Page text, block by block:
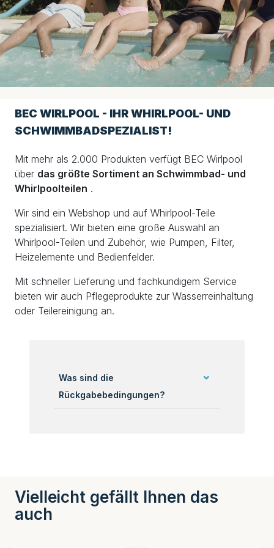
BEC WIRLPOOL - IHR WHIRLPOOL- UND
SCHWIMMBADSPEZIALIST!
Mit mehr als 2.000 Produkten verfügt BEC Wirlpool
über das größte Sortiment an Schwimmbad- und
Whirlpoolteilen .
Wir sind ein Webshop und auf Whirlpool-Teile
spezialisiert. Wir bieten eine große Auswahl an
Whirlpool-Teilen und Zubehör, wie Pumpen, Filter,
Heizelemente und Bedienfelder.
Mit schneller Lieferung und fachkundigem Service
bieten wir auch Pflegeprodukte zur Wasserreinhaltung
oder Teilereinigung an.
Was sind die
Rückgabebedingungen?
Vielleicht gefällt Ihnen das
auch